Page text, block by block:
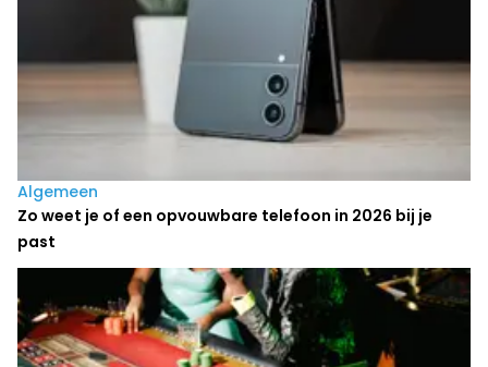
Algemeen
Zo weet je of een opvouwbare telefoon in 2026 bij je
past